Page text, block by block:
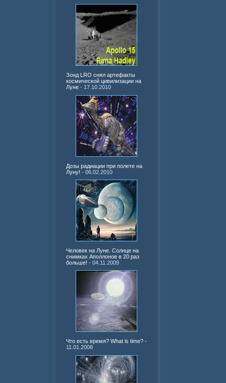
Зонд LRO снял артефакты
космической цивилизации на
Луне - 17.10.2010
Дозы радиации при полете на
Луну! - 06.02.2010
Человек на Луне. Солнце на
снимках Аполлонов в 20 раз
больше! - 04.11.2009
Что есть время? What is time? -
11.01.2008